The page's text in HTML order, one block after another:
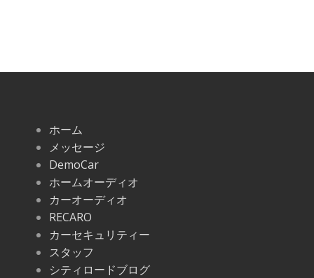
ホーム
メッセージ
DemoCar
ホームオーディオ
カーオーディオ
RECARO
カーセキュリティー
スタッフ
シティロードブログ